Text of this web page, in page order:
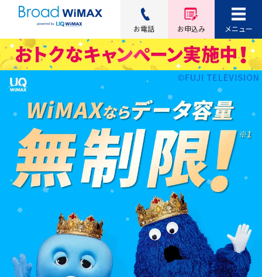
メニュー
お申込み
お電話